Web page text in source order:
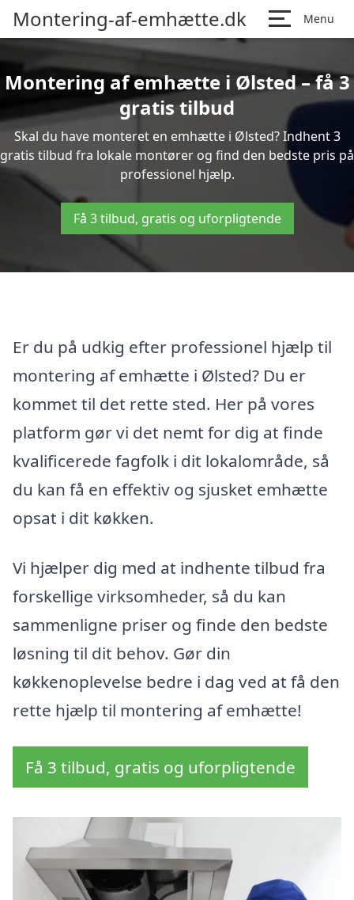
Montering-af-emhætte.dk Menu
Montering af emhætte i Ølsted – få 3
gratis tilbud
Skal du have monteret en emhætte i Ølsted? Indhent 3
gratis tilbud fra lokale montører og find den bedste pris på
professionel hjælp.
Få 3 tilbud, gratis og uforpligtende
Er du på udkig efter professionel hjælp til
montering af emhætte i Ølsted? Du er
kommet til det rette sted. Her på vores
platform gør vi det nemt for dig at finde
kvalificerede fagfolk i dit lokalområde, så
du kan få en effektiv og sjusket emhætte
opsat i dit køkken.
Vi hjælper dig med at indhente tilbud fra
forskellige virksomheder, så du kan
sammenligne priser og finde den bedste
løsning til dit behov. Gør din
køkkenoplevelse bedre i dag ved at få den
rette hjælp til montering af emhætte!
Få 3 tilbud, gratis og uforpligtende